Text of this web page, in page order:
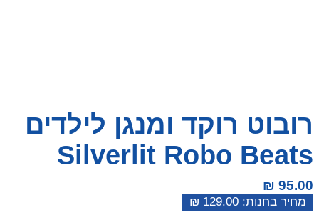
רובוט רוקד ומנגן לילדים
Silverlit Robo Beats
₪ 129.00
₪ 95.00